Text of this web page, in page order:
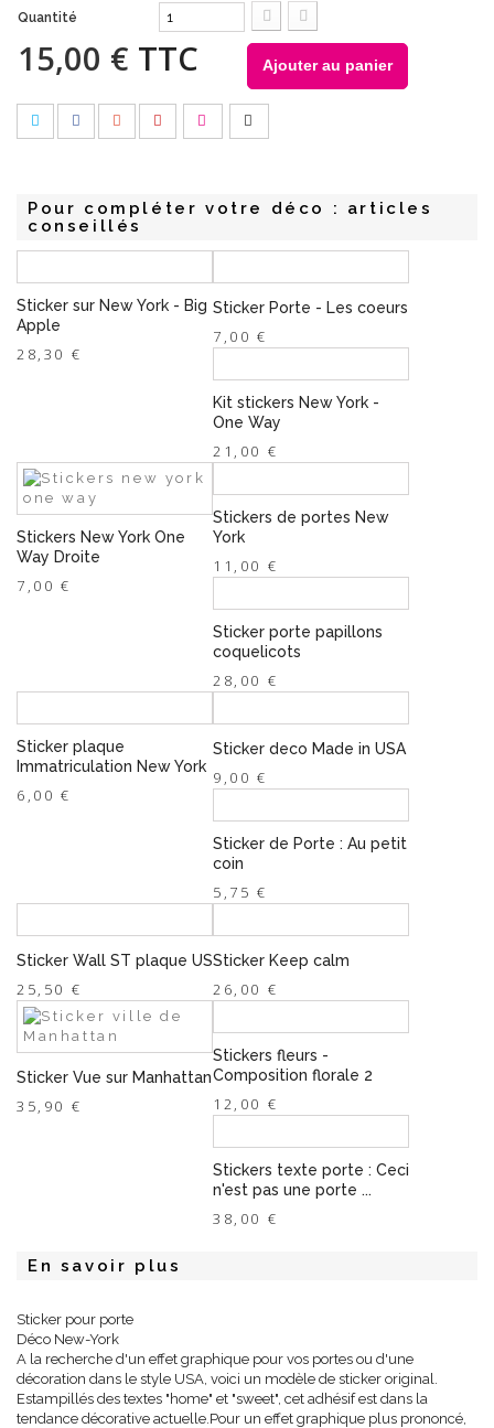
Quantité
15,00 € TTC Ajouter au panier
Pour compléter votre déco : articles
conseillés
Sticker sur New York - Big
Apple
28,30 €
Sticker Porte - Les coeurs
7,00 €
Kit stickers New York -
One Way
21,00 €
Stickers New York One
Way Droite
7,00 €
Stickers de portes New
York
11,00 €
Sticker porte papillons
coquelicots
28,00 €
Sticker plaque
Immatriculation New York
6,00 €
Sticker deco Made in USA
9,00 €
Sticker de Porte : Au petit
coin
5,75 €
Sticker Wall ST plaque US
25,50 €
Sticker Keep calm
26,00 €
Sticker Vue sur Manhattan
35,90 €
Stickers fleurs -
Composition florale 2
12,00 €
Stickers texte porte : Ceci
n'est pas une porte ...
38,00 €
En savoir plus
Sticker pour porte
Déco New-York
A la recherche d'un effet graphique pour vos portes ou d'une
décoration dans le style USA, voici un modèle de sticker original.
Estampillés des textes "home" et "sweet", cet adhésif est dans la
tendance décorative actuelle.Pour un effet graphique plus prononcé,